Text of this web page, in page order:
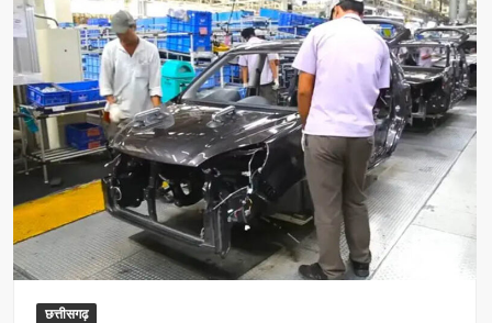
₹35,000
करोड़
निवेश,
12
हजार
नौकरियां
और
10
लाख
का
छत्तीसगढ़